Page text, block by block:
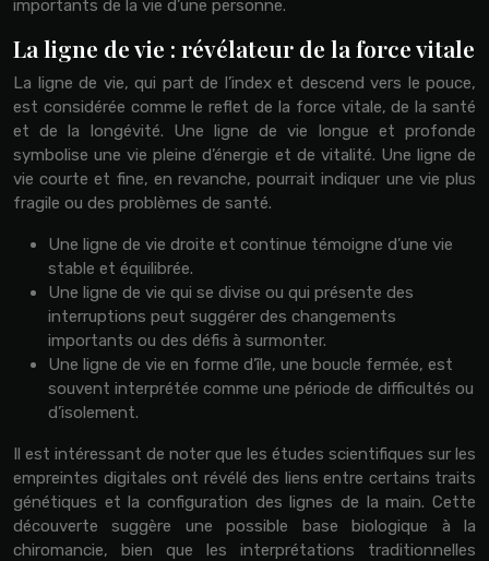
importants de la vie d’une personne.
La ligne de vie : révélateur de la force vitale
La ligne de vie, qui part de l’index et descend vers le pouce,
est considérée comme le reflet de la force vitale, de la santé
et de la longévité. Une ligne de vie longue et profonde
symbolise une vie pleine d’énergie et de vitalité. Une ligne de
vie courte et fine, en revanche, pourrait indiquer une vie plus
fragile ou des problèmes de santé.
Une ligne de vie droite et continue témoigne d’une vie
stable et équilibrée.
Une ligne de vie qui se divise ou qui présente des
interruptions peut suggérer des changements
importants ou des défis à surmonter.
Une ligne de vie en forme d’île, une boucle fermée, est
souvent interprétée comme une période de difficultés ou
d’isolement.
Il est intéressant de noter que les études scientifiques sur les
empreintes digitales ont révélé des liens entre certains traits
génétiques et la configuration des lignes de la main. Cette
découverte suggère une possible base biologique à la
chiromancie, bien que les interprétations traditionnelles